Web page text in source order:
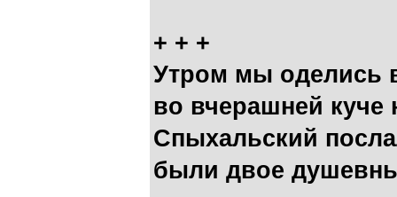
+ + +
Утром мы оделись
во вчерашней куче
Спыхальский
были двое